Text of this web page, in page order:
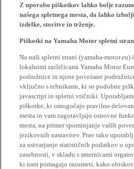
Z uporabo piškotkov lahko bolje
našega spletnega mesta, da lahko
izdelke, storitve in trženje.
Piškotki na Yamaha Motor spletni
Na naši spletni strani (yamaha-
lokalnimi različicami Yamaha Motor
podružnice in njene povezane
vključno s tehnikami, ki so podobne
javascript in spletni vtičniki.
piškotke, ki omogočajo pravilno
mesta in vam zagotavljajo osnovne
mesta, na primer spominjanje vaših
jezikovnih nastavitev. Prav tako
za ustvarjanje statističnih podatkov o
zasebnosti, v skladu s smernicami
ki nam pomagajo razumeti, kako